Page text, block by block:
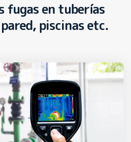
fugas en tuberías
piscinas etc.